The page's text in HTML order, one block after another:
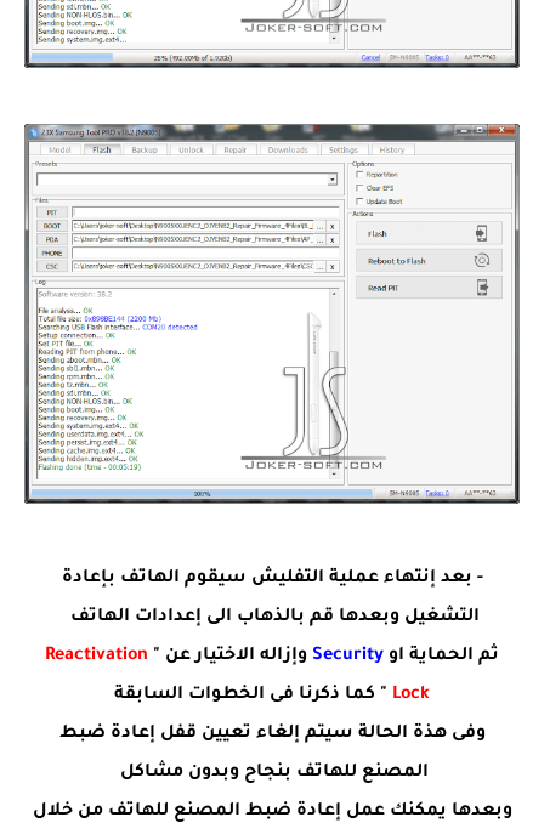
- بعد إنتهاء عملية التفليش سيقوم الهاتف بإعادة
التشغيل وبعدها قم بالذهاب الى إعدادات الهاتف
ثم الحماية او Security وإزاله الاختيار عن " Reactivation
Lock " كما ذكرنا فى الخطوات السابقة
وفى هذة الحالة سيتم إلغاء تعيين قفل إعادة ضبط
المصنع للهاتف بنجاح وبدون مشاكل
وبعدها يمكنك عمل إعادة ضبط المصنع للهاتف من خلال